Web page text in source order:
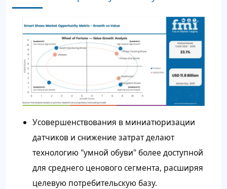
Усовершенствования в миниатюризации
датчиков и снижение затрат делают
технологию "умной обуви" более доступной
для среднего ценового сегмента, расширяя
целевую потребительскую базу.